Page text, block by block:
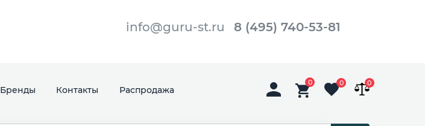
info@guru-st.ru 8 (495) 740-53-81
Бренды Контакты Распродажа
0 0 0